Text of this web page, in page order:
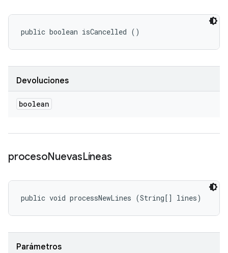
public boolean isCancelled ()
Devoluciones
boolean
procesoNuevasLíneas
public void processNewLines (String[] lines)
Parámetros